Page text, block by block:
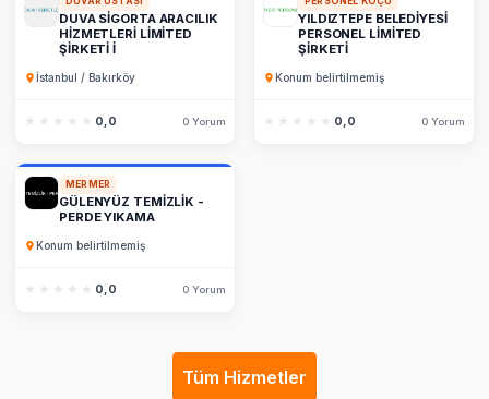
DUVA SİGORTA ARACILIK
HİZMETLERİ LİMİTED
ŞİRKETİ İ
İstanbul / Bakırköy
★★★★★
★★★★★ 0,0 0 Yorum
YILDIZTEPE BELEDİYESİ
PERSONEL LİMİTED
ŞİRKETİ
Konum belirtilmemiş
★★★★★
★★★★★ 0,0 0 Yorum
MERMER
GÜLENYÜZ TEMİZLİK -
PERDE YIKAMA
Konum belirtilmemiş
★★★★★
★★★★★ 0,0 0 Yorum
Tüm Hizmetler